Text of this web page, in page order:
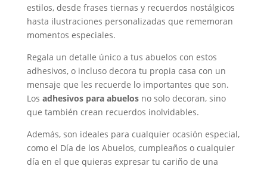
estilos, desde frases tiernas y recuerdos nostálgicos
hasta ilustraciones personalizadas que rememoran
momentos especiales.
Regala un detalle único a tus abuelos con estos
adhesivos, o incluso decora tu propia casa con un
mensaje que les recuerde lo importantes que son.
Los adhesivos para abuelosno solo decoran, sino
que también crean recuerdos inolvidables.
Además, son ideales para cualquier ocasión especial,
como el Día de los Abuelos, cumpleaños o cualquier
día en el que quieras expresar tu cariño de una